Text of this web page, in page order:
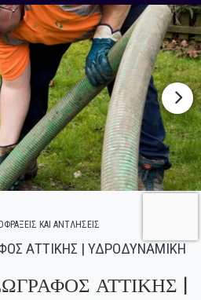
ΚΑΙ ΑΝΤΛΗΣΕΙΣ
ΑΤΤΙΚΗΣ | ΥΔΡΟΔΥΝΑΜΙΚΗ
ΑΤΤΙΚΗΣ |